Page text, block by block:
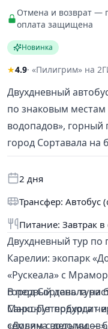
Отмена и возврат —
оплата защищена
Новинка
★4.9· «Пилигрим» на
Двухдневный
по знаковым местам
водопадов», горный
город Сортавала на
2 дня
Трансфер: Автобус
Питание: Завтрак в
Двухдневный тур
Карелии: экопарк
«Рускеала» с
город Сортавала на
Маршрут подходит
семьям с детьми —
В первый день
Санкт-Петербурга
«Долина